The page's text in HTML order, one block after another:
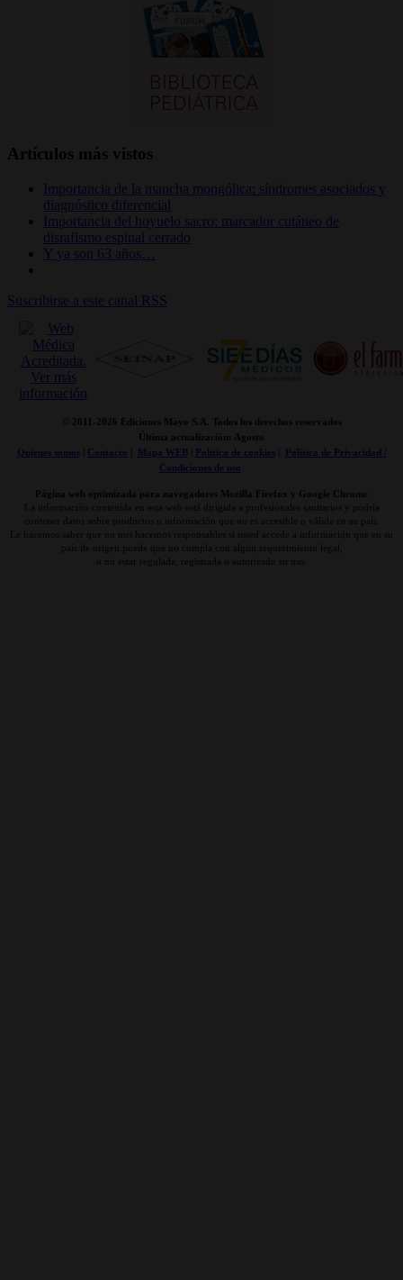
Artículos más vistos
Importancia de la mancha mongólica: síndromes asociados y
diagnóstico diferencial
Importancia del hoyuelo sacro: marcador cutáneo de
disrafismo espinal cerrado
Y ya son 63 años…
Suscribirse a este canal RSS
© 2011- 2026 Ediciones Mayo S.A. Todos los derechos reservados
Última actualización: Agosto
Quienes somos| Contacto Mapa WEB| Politica de cookies|
Politica de Privacidad /
Condiciones de uso
Página web optimizada para navegadores Mozilla Firefox y Google Chrome
La información contenida en esta web está dirigida a profesionales sanitarios y podría
contener datos sobre productos o información que no es accesible o válida en su país.
Le hacemos saber que no nos hacemos responsables si usted accede a información que en su
país de origen puede que no cumpla con algún requerimiento legal,
o no estar regulada, registrada o autorizado su uso.